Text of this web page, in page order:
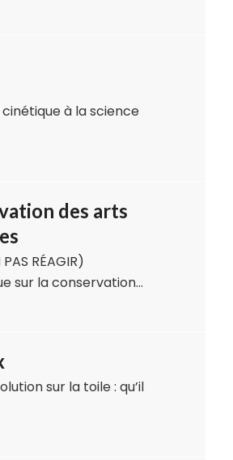
à la science
des arts
RÉAGIR)
sur la conservation…
sur la toile : qu’il